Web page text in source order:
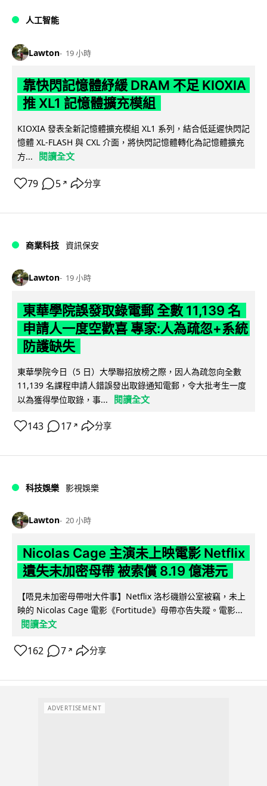
人工智能
Lawton 19 小時
靠快閃記憶體紓緩 DRAM 不足 KIOXIA
推 XL1 記憶體擴充模組
KIOXIA 發表全新記憶體擴充模組 XL1 系列，結合低延遲快閃記
憶體 XL-FLASH 與 CXL 介面，將快閃記憶體轉化為記憶體擴充
方...
閱讀全文
79 5 ↗ 分享
商業科技 資訊保安
Lawton 19 小時
東華學院誤發取錄電郵 全數 11,139 名
申請人一度空歡喜 專家:人為疏忽+系統
防護缺失
東華學院今日（5 日）大學聯招放榜之際，因人為疏忽向全數
11,139 名課程申請人錯誤發出取錄通知電郵，令大批考生一度
以為獲得學位取錄，事...
閱讀全文
143 17 ↗ 分享
科技娛樂 影視娛樂
Lawton 20 小時
Nicolas Cage 主演未上映電影 Netflix
遺失未加密母帶 被索償 8.19 億港元
【唔見未加密母帶咁大件事】Netflix 洛杉磯辦公室被竊，未上
映的 Nicolas Cage 電影《Fortitude》母帶亦告失蹤。電影...
閱讀全文
162 7 ↗ 分享
ADVERTISEMENT